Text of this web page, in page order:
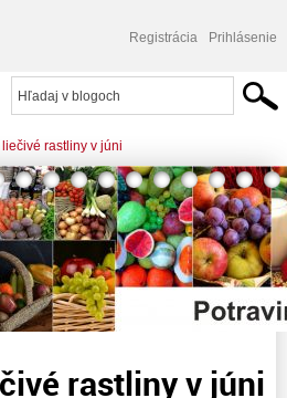
Registrácia Prihlásenie
rastliny v júni
rastliny v júni